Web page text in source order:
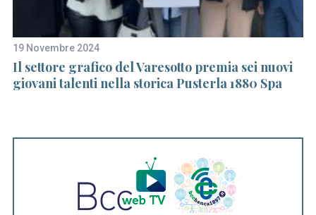
19 Novembre 2024
Il settore grafico del Varesotto premia sei nuovi
giovani talenti nella storica Pusterla 1880 Spa